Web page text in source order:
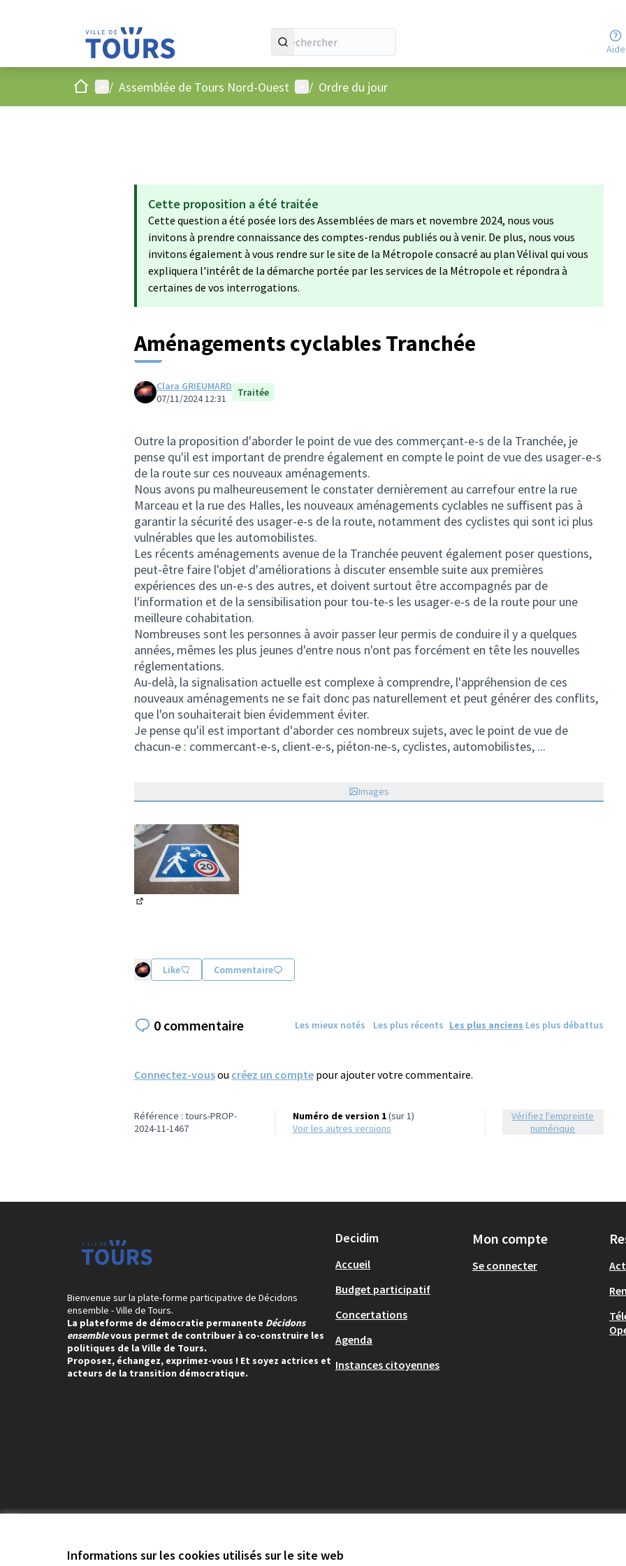
Informations sur les cookies utilisés sur le site web
Aide
AccueilMenu principal
/ Assemblée de Tours Nord-Ouest Menu utilisateur
/ Ordre du jour
Cette proposition a été traitée
Cette question a été posée lors des Assemblées de mars et novembre 2024, nous vous
invitons à prendre connaissance des comptes-rendus publiés ou à venir. De plus, nous vous
invitons également à vous rendre sur le site de la Métropole consacré au plan Vélival qui vous
expliquera l'intérêt de la démarche portée par les services de la Métropole et répondra à
certaines de vos interrogations.
Aménagements cyclables Tranchée
Clara GRIEUMARD
07/11/2024 12:31
Traitée
Outre la proposition d'aborder le point de vue des commerçant-e-s de la Tranchée, je
pense qu'il est important de prendre également en compte le point de vue des usager-e-s
de la route sur ces nouveaux aménagements.
Nous avons pu malheureusement le constater dernièrement au carrefour entre la rue
Marceau et la rue des Halles, les nouveaux aménagements cyclables ne suffisent pas à
garantir la sécurité des usager-e-s de la route, notamment des cyclistes qui sont ici plus
vulnérables que les automobilistes.
Les récents aménagements avenue de la Tranchée peuvent également poser questions,
peut-être faire l'objet d'améliorations à discuter ensemble suite aux premières
expériences des un-e-s des autres, et doivent surtout être accompagnés par de
l'information et de la sensibilisation pour tou-te-s les usager-e-s de la route pour une
meilleure cohabitation.
Nombreuses sont les personnes à avoir passer leur permis de conduire il y a quelques
années, mêmes les plus jeunes d'entre nous n'ont pas forcément en tête les nouvelles
réglementations.
Au-delà, la signalisation actuelle est complexe à comprendre, l'appréhension de ces
nouveaux aménagements ne se fait donc pas naturellement et peut générer des conflits,
que l'on souhaiterait bien évidemment éviter.
Je pense qu'il est important d'aborder ces nombreux sujets, avec le point de vue de
chacun-e : commercant-e-s, client-e-s, piéton-ne-s, cyclistes, automobilistes, ...
Images
Like Commentaire
0 commentaire Les mieux notés Les plus récents Les plus anciens Les plus débattus
Connectez-vousou créez un compte pour ajouter votre commentaire.
Référence : tours-PROP-
2024-11-1467
Numéro de version 1(sur 1)
voir les autres versions
Vérifiez l'empreinte
numérique
Bienvenue sur la plate-forme participative de Décidons
ensemble - Ville de Tours.
La plateforme de démocratie permanente Décidons
ensemblevous permet de contribuer à co-construire les
politiques de la Ville de Tours.
Proposez, échangez, exprimez-vous ! Et soyez actrices et
acteurs de la transition démocratique.
Decidim
Accueil
Budget participatif
Concertations
Agenda
Instances citoyennes
Mon compte
Se connecter